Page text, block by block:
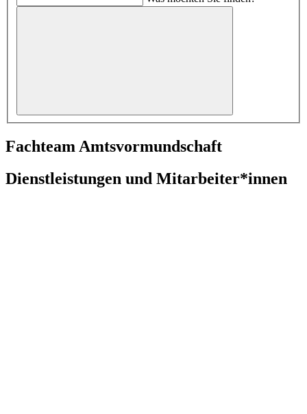
Fachteam Amtsvormundschaft
Dienstleistungen und Mitarbeiter*innen